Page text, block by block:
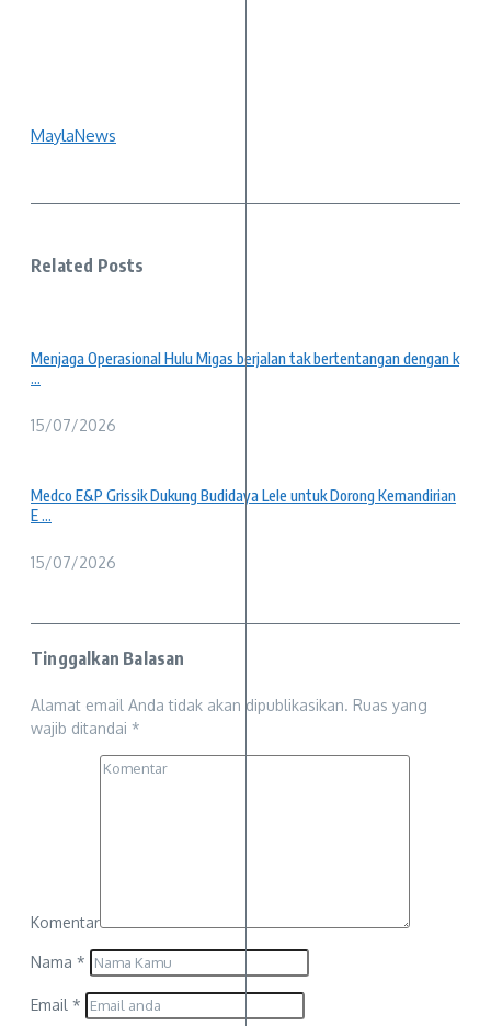
MaylaNews
Related Posts
Menjaga Operasional Hulu Migas berjalan tak bertentangan dengan k
...
15/07/2026
Medco E&P Grissik Dukung Budidaya Lele untuk Dorong Kemandirian
E ...
15/07/2026
Tinggalkan Balasan
Alamat email Anda tidak akan dipublikasikan. Ruas yang
wajib ditandai *
Komentar
Nama *
Email *